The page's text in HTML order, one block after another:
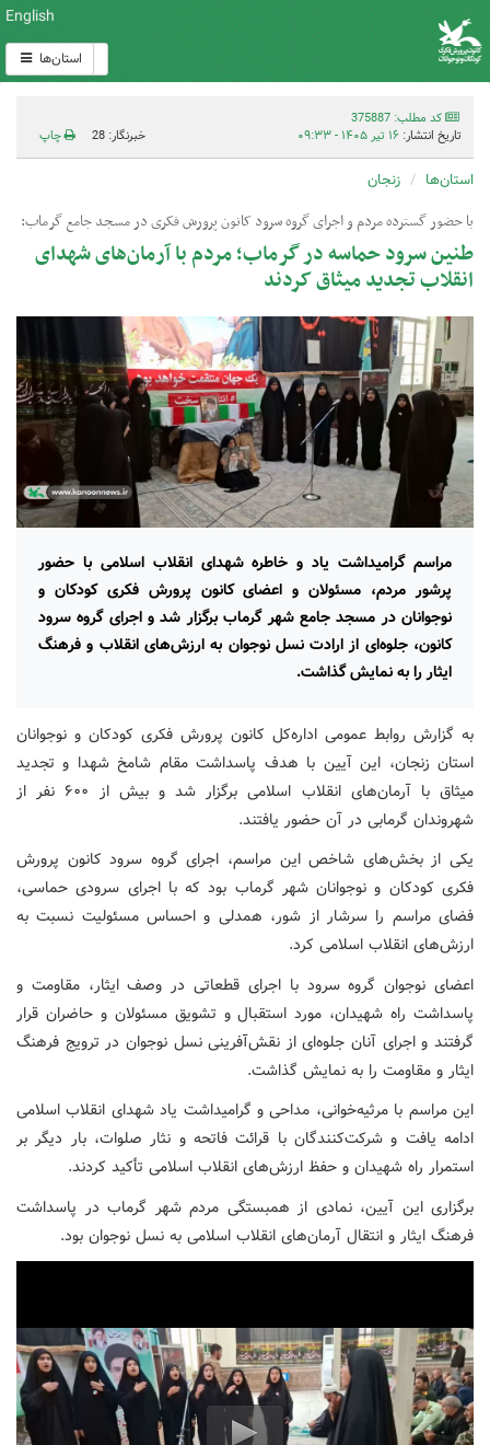
English
استان‌ها
کد مطلب: 375887
تاریخ انتشار: ۱۶ تیر ۱۴۰۵ - ۰۹:۳۳ خبرنگار: 28 چاپ
استان‌ها زنجان
با حضور گسترده مردم و اجرای گروه سرود کانون پرورش فکری در مسجد جامع گرماب:
طنین سرود حماسه در گرماب؛ مردم با آرمان‌های شهدای
انقلاب تجدید میثاق کردند
مراسم گرامیداشت یاد و خاطره شهدای انقلاب اسلامی با حضور
پرشور مردم، مسئولان و اعضای کانون پرورش فکری کودکان و
نوجوانان در مسجد جامع شهر گرماب برگزار شد و اجرای گروه سرود
کانون، جلوه‌ای از ارادت نسل نوجوان به ارزش‌های انقلاب و فرهنگ
ایثار را به نمایش گذاشت.
به گزارش روابط عمومی اداره‌کل کانون پرورش فکری کودکان و نوجوانان
استان زنجان، این آیین با هدف پاسداشت مقام شامخ شهدا و تجدید
میثاق با آرمان‌های انقلاب اسلامی برگزار شد و بیش از ۶۰۰ نفر از
شهروندان گرمابی در آن حضور یافتند.
یکی از بخش‌های شاخص این مراسم، اجرای گروه سرود کانون پرورش
فکری کودکان و نوجوانان شهر گرماب بود که با اجرای سرودی حماسی،
فضای مراسم را سرشار از شور، همدلی و احساس مسئولیت نسبت به
ارزش‌های انقلاب اسلامی کرد.
اعضای نوجوان گروه سرود با اجرای قطعاتی در وصف ایثار، مقاومت و
پاسداشت راه شهیدان، مورد استقبال و تشویق مسئولان و حاضران قرار
گرفتند و اجرای آنان جلوه‌ای از نقش‌آفرینی نسل نوجوان در ترویج فرهنگ
ایثار و مقاومت را به نمایش گذاشت.
این مراسم با مرثیه‌خوانی، مداحی و گرامیداشت یاد شهدای انقلاب اسلامی
ادامه یافت و شرکت‌کنندگان با قرائت فاتحه و نثار صلوات، بار دیگر بر
استمرار راه شهیدان و حفظ ارزش‌های انقلاب اسلامی تأکید کردند.
برگزاری این آیین، نمادی از همبستگی مردم شهر گرماب در پاسداشت
فرهنگ ایثار و انتقال آرمان‌های انقلاب اسلامی به نسل نوجوان بود.